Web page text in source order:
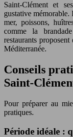
Saint-Clément et
gustative
mer, poissons,
comme la
restaurants
Méditerranée.
Conseils
Saint-
Pour préparer au
pratiques.
Période idéale :